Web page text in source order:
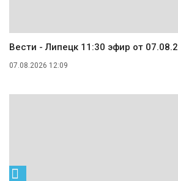
Вести - Липецк 11:30 эфир от
07.08.2026 12:09